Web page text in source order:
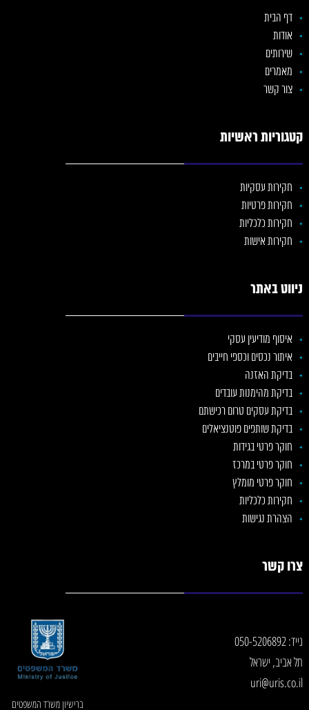
דף הבית
אודות
שירותים
מאמרים
צור קשר
קטגוריות ראשיות
חקירות עסקיות
חקירות פרטיות
חקירות כלכליות
חקירות אישות
ניווט באתר
איסוף מודיעין עסקי
איתור נכסים וכספי חייבים
בדיקת האזנה
בדיקת מהימנות עובדים
בדיקת עסקים טרום רכישתם
בדיקת שותפים פוטנציאלים
חוקר פרטי בגידות
חוקר פרטי במרכז
חוקר פרטי מומלץ
חקירות כלכליות
הצהרת נגישות
צרו קשר
נייד:050-5206892
תל אביב, ישראל
uri@uris.co.il
ברישיון משרד המשפטים